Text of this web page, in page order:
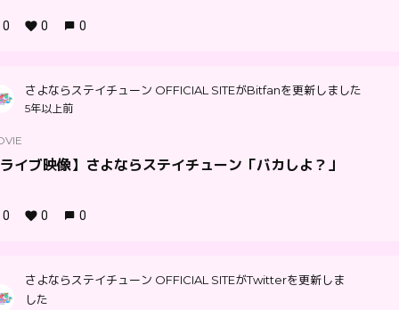
0 0 0
さよならステイチューン OFFICIAL SITEがBitfanを更新しました
5年以上前
イブ映像】さよならステイチューン「バカしよ？」
0 0 0
さよならステイチューン OFFICIAL SITEがTwitterを更新しま
した